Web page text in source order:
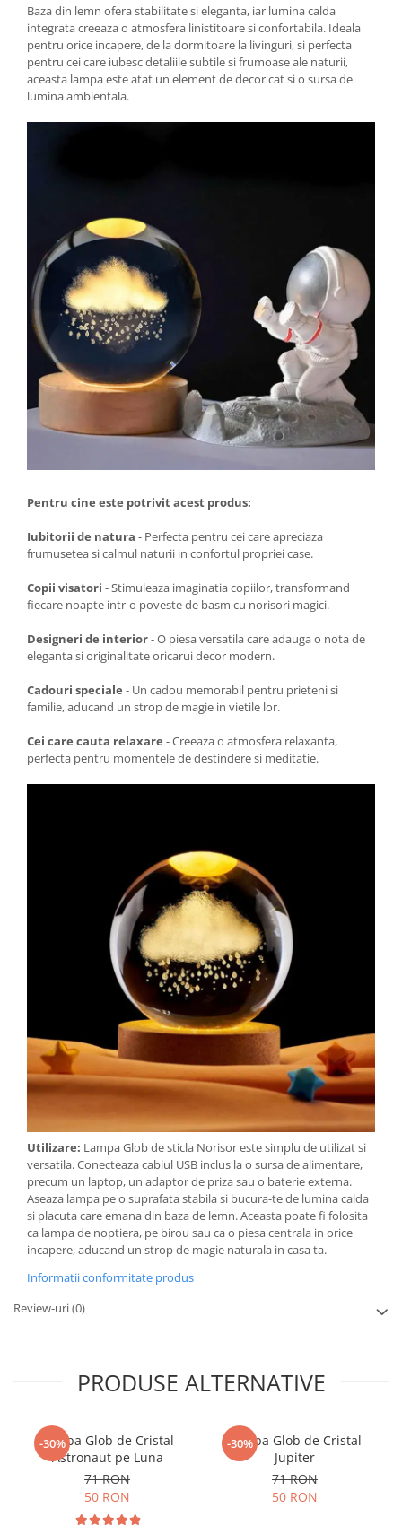
Baza din lemn ofera stabilitate si eleganta, iar lumina calda
integrata creeaza o atmosfera linistitoare si confortabila. Ideala
pentru orice incapere, de la dormitoare la livinguri, si perfecta
pentru cei care iubesc detaliile subtile si frumoase ale naturii,
aceasta lampa este atat un element de decor cat si o sursa de
lumina ambientala.
Pentru cine este potrivit acest produs:
Iubitorii de natura - Perfecta pentru cei care apreciaza
frumusetea si calmul naturii in confortul propriei case.
Copii visatori - Stimuleaza imaginatia copiilor, transformand
fiecare noapte intr-o poveste de basm cu norisori magici.
Designeri de interior- O piesa versatila care adauga o nota de
eleganta si originalitate oricarui decor modern.
Cadouri speciale - Un cadou memorabil pentru prieteni si
familie, aducand un strop de magie in vietile lor.
Cei care cauta relaxare - Creeaza o atmosfera relaxanta,
perfecta pentru momentele de destindere si meditatie.
Utilizare: Lampa Glob de sticla Norisor este simplu de utilizat si
versatila. Conecteaza cablul USB inclus la o sursa de alimentare,
precum un laptop, un adaptor de priza sau o baterie externa.
Aseaza lampa pe o suprafata stabila si bucura-te de lumina calda
si placuta care emana din baza de lemn. Aceasta poate fi folosita
ca lampa de noptiera, pe birou sau ca o piesa centrala in orice
incapere, aducand un strop de magie naturala in casa ta.
Informatii conformitate produs
Review-uri(0)
PRODUSE ALTERNATIVE
-30%
Lampa Glob de Cristal
Astronaut pe Luna
71 RON
50 RON
-30%
Lampa Glob de Cristal
Jupiter
71 RON
50 RON